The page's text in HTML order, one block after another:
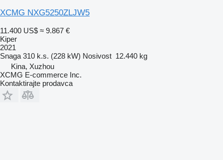
XCMG NXG5250ZLJW5
11.400 US$ ≈ 9.867 €
Kiper
2021
Snaga 310 k.s. (228 kW) Nosivost 12.440 kg
Kina, Xuzhou
XCMG E-commerce Inc.
Kontaktirajte prodavca